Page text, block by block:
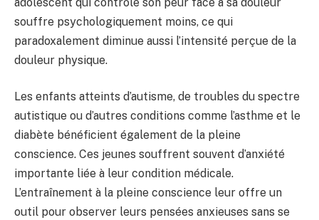
souffre psychologiquement moins, ce qui
paradoxalement diminue aussi l’intensité perçue de la
douleur physique.
Les enfants atteints d’autisme, de troubles du spectre
autistique ou d’autres conditions comme l’asthme et le
diabète bénéficient également de la pleine
conscience. Ces jeunes souffrent souvent d’anxiété
importante liée à leur condition médicale.
L’entraînement à la pleine conscience leur offre un
outil pour observer leurs pensées anxieuses sans se